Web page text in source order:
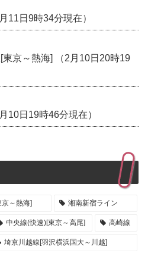
11日9時34分現在）
東京～熱海] （2月10日20時19
10日19時46分現在）
～熱海] 湘南新宿ライン
中央線(快速)[東京～高尾] 高崎線
埼京川越線[羽沢横浜国大～川越]